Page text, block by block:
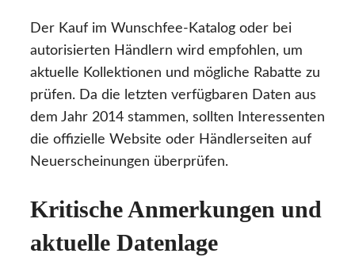
Der Kauf im Wunschfee-Katalog oder bei
autorisierten Händlern wird empfohlen, um
aktuelle Kollektionen und mögliche Rabatte zu
prüfen. Da die letzten verfügbaren Daten aus
dem Jahr 2014 stammen, sollten Interessenten
die offizielle Website oder Händlerseiten auf
Neuerscheinungen überprüfen.
Kritische Anmerkungen und
aktuelle Datenlage